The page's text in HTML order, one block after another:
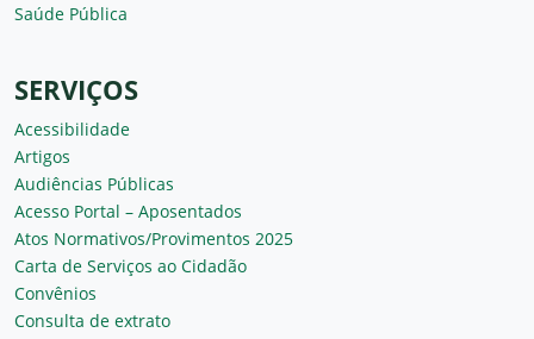
Saúde Pública
SERVIÇOS
Acessibilidade
Artigos
Audiências Públicas
Acesso Portal – Aposentados
Atos Normativos/Provimentos 2025
Carta de Serviços ao Cidadão
Convênios
Consulta de extrato